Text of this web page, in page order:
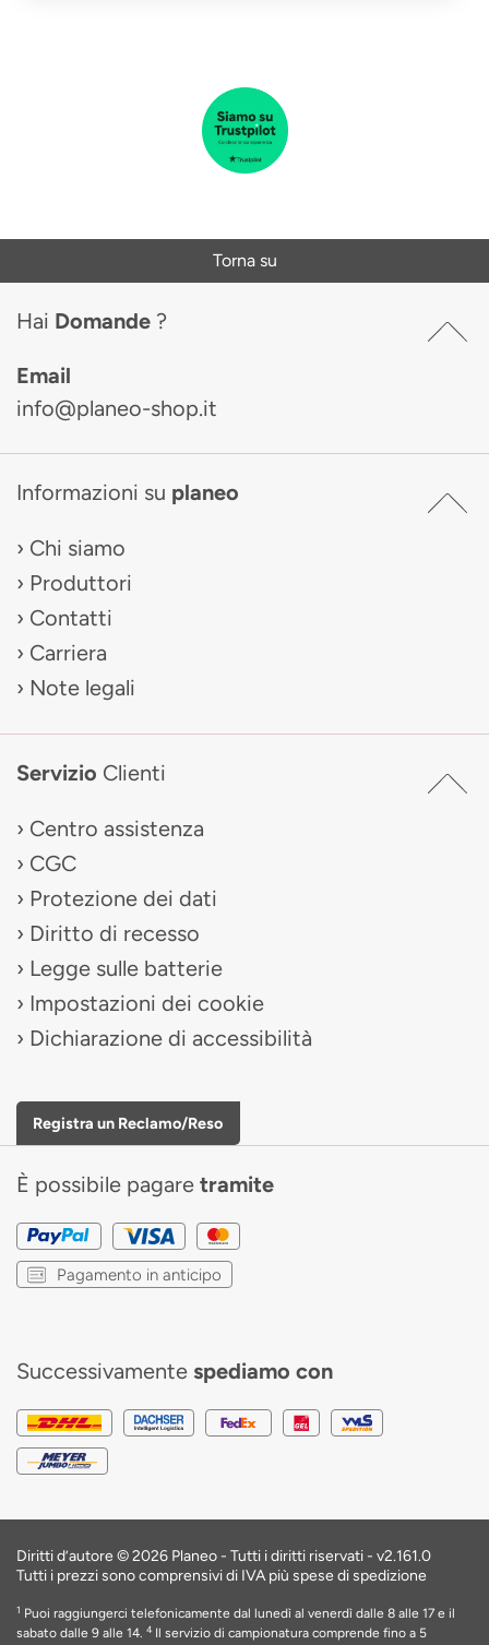
Torna su
Hai Domande ?
Email
info@planeo-shop.it
Informazioni su planeo
Chi siamo
Produttori
Contatti
Carriera
Note legali
Servizio Clienti
Centro assistenza
CGC
Protezione dei dati
Diritto di recesso
Legge sulle batterie
Impostazioni dei cookie
Dichiarazione di accessibilità
Registra un Reclamo/Reso
È possibile pagare tramite
Pagamento in anticipo
Successivamente spediamo con
Diritti d’autore © 2026 Planeo - Tutti i diritti riservati - v2.161.0
Tutti i prezzi sono comprensivi di IVA più spese di spedizione
1 Puoi raggiungerci telefonicamente dal lunedì al venerdì dalle 8 alle 17 e il
sabato dalle 9 alle 14. 4 Il servizio di campionatura comprende fino a 5